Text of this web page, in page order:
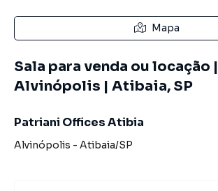
Mapa
Sala para venda ou locação |
Alvinópolis | Atibaia, SP
Patriani Offices Atibia
Alvinópolis - Atibaia/SP